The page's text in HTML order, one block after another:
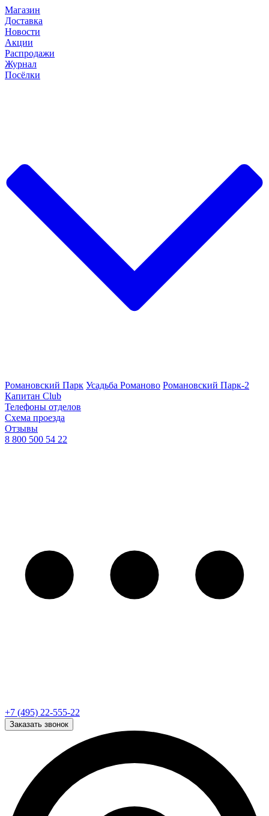
Магазин
Доставка
Новости
Акции
Распродажи
Журнал
Посёлки
Романовский Парк Усадьба Романово Романовский Парк-2
Капитан Club
Телефоны отделов
Схема проезда
Отзывы
8 800 500 54 22
+7 (495) 22-555-22
Заказать звонок